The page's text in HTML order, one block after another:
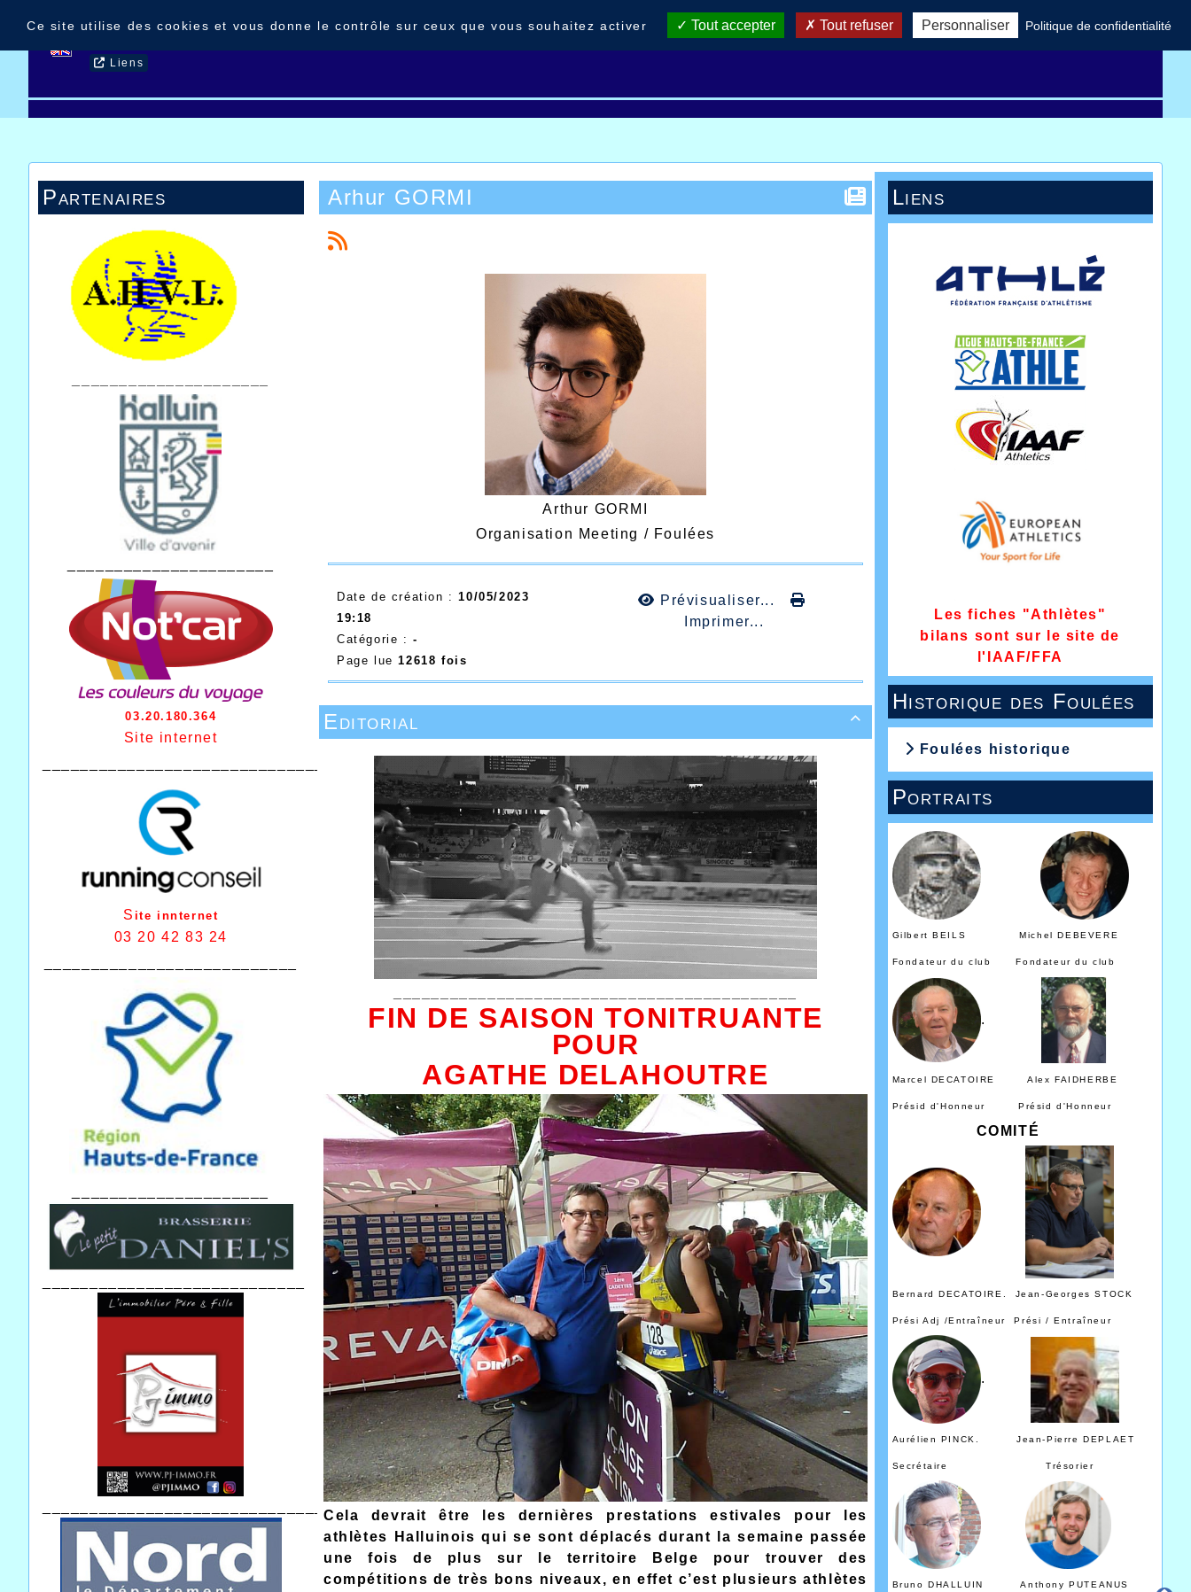
Portraits du club Meeting 2025 Télécharger
Liens
Partenaires
03.20.180.364
Site internet
S ite innternet
03 20 42 83 24
_______________________________
Arhur GORMI
Arthur GORMI
Organisation Meeting / Foulées
Date de création :10/05/2023
19:18
Catégorie :-
Page lue12618 fois
Prévisualiser...
Imprimer...

Editorial
FIN DE SAISON TONITRUANTE
POUR
AGATHE DELAHOUTRE
Cela devrait être les dernières prestations estivales pour les
athlètes Halluinois qui se sont déplacés durant la semaine passée
une fois de plus sur le territoire Belge pour trouver des
compétitions de très bons niveaux, en effet c’est plusieurs athlètes
Liens
Les fiches "Athlètes"
bilans sont sur le site de
l'IAAF/FFA
Historique des Foulées
Foulées historique
Portraits
Gilbert BEILS Michel DEBEVERE
Fondateur du club Fondateur du club
.
Marcel DECATOIRE Alex FAIDHERBE
Présid d'Honneur Présid d'Honneur
COMITÉ
Bernard DECATOIRE. Jean-Georges STOCK
Prési Adj /Entraîneur Prési / Entraîneur
.
Aurélien PINCK. Jean-Pierre DEPLAET
Secrétaire Trésorier
Bruno DHALLUIN Anthony PUTEANUS
Ce site utilise des cookies et vous donne le contrôle sur ceux que vous souhaitez activer Tout accepter Tout refuser Personnaliser Politique de confidentialité